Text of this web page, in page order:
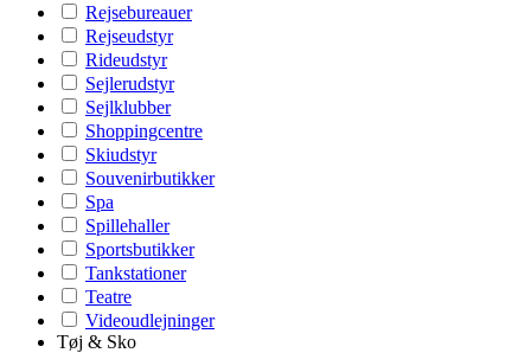
Rejsebureauer
Rejseudstyr
Rideudstyr
Sejlerudstyr
Sejlklubber
Shoppingcentre
Skiudstyr
Souvenirbutikker
Spa
Spillehaller
Sportsbutikker
Tankstationer
Teatre
Videoudlejninger
Tøj & Sko